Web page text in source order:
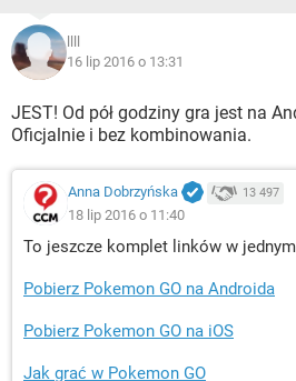
16 lip 2016 o 13:31
JEST! Od pół godziny gra jest na
Oficjalnie i bez kombinowania.
Anna Dobrzyńska 13 497
18 lip 2016 o 11:40
To jeszcze komplet linków w
Pobierz Pokemon GO na Androida
Pobierz Pokemon GO na iOS
Jak grać w Pokemon GO